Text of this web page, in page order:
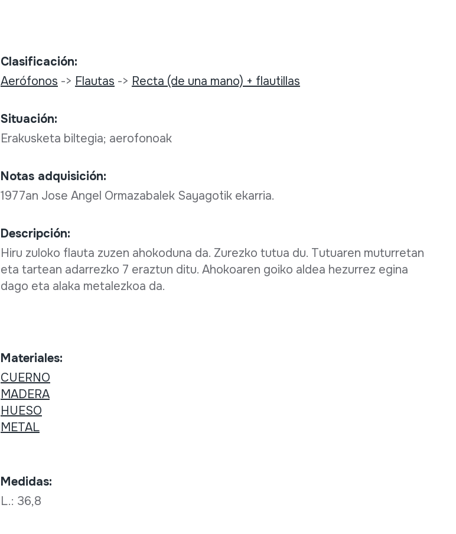
Clasificación:
Aerófonos -> Flautas -> Recta (de una mano) + flautillas
Situación:
Erakusketa biltegia; aerofonoak
Notas adquisición:
1977an Jose Angel Ormazabalek Sayagotik ekarria.
Descripción:
Hiru zuloko flauta zuzen ahokoduna da. Zurezko tutua du. Tutuaren muturretan
eta tartean adarrezko 7 eraztun ditu. Ahokoaren goiko aldea hezurrez egina
dago eta alaka metalezkoa da.
Materiales:
CUERNO
MADERA
HUESO
METAL
Medidas:
L.: 36,8